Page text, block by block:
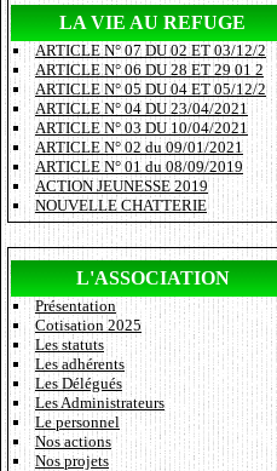
LA VIE AU REFUGE
ARTICLE N° 07 DU 02 ET 03/12/2
ARTICLE N° 06 DU 28 ET 29 01 2
ARTICLE N° 05 DU 04 ET 05/12/2
ARTICLE N° 04 DU 23/04/2021
ARTICLE N° 03 DU 10/04/2021
ARTICLE N° 02 du 09/01/2021
ARTICLE N° 01 du 08/09/2019
ACTION JEUNESSE 2019
NOUVELLE CHATTERIE
L'ASSOCIATION
Présentation
Cotisation 2025
Les statuts
Les adhérents
Les Délégués
Les Administrateurs
Le personnel
Nos actions
Nos projets